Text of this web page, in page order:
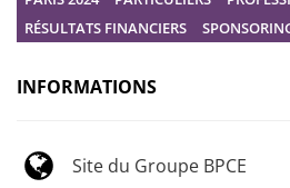
RÉSULTATS FINANCIERS
INFORMATIONS
Site du Groupe BPCE